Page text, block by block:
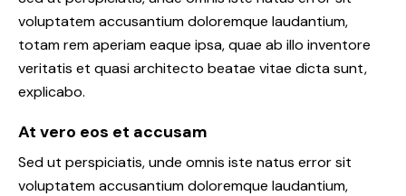
voluptatem accusantium doloremque laudantium,
totam rem aperiam eaque ipsa, quae ab illo inventore
veritatis et quasi architecto beatae vitae dicta sunt,
explicabo.
At vero eos et accusam
Sed ut perspiciatis, unde omnis iste natus error sit
voluptatem accusantium doloremque laudantium,